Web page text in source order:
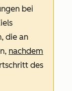
bei
die an
nachdem
des